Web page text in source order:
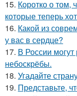
15. Коротко о том,
которые теперь
16. Какой из
у вас в сердце?
17. В России
небоскрёбы.
18. Угадайте
19. Представьте,